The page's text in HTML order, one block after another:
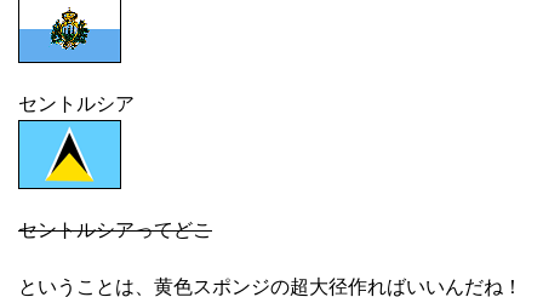
セントルシア
セントルシアってどこ
ということは、黄色スポンジの超大径作ればいいんだね！